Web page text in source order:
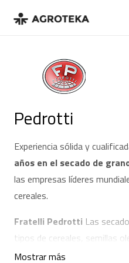
Pedrotti
Experiencia sólida y
años en el secado de
las empresas líderes
cereales.
Fratelli Pedrotti Las
tipos de cereales, semillas
la soja, la colza, el girasol,
Mostrar más